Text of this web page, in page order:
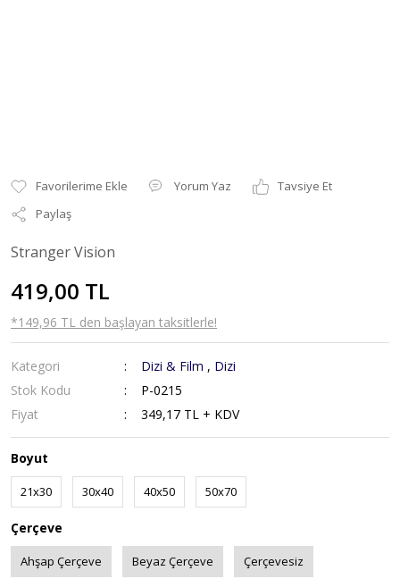
Yorum Yaz
Tavsiye Et
Paylaş
Stranger Vision
419,00 TL
*149,96 TL den başlayan taksitlerle!
Kategori Dizi & Film , Dizi
Stok Kodu
P-0215
Fiyat
349,17 TL + KDV
Boyut
21x30 30x40 40x50 50x70
Çerçeve
Ahşap Çerçeve Beyaz Çerçeve Çerçevesiz